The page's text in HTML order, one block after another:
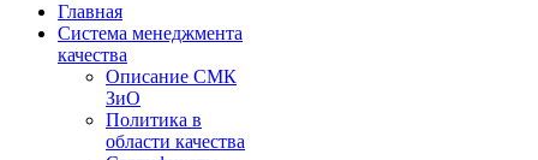
Главная
Система менеджмента
качества
Описание СМК
ЗиО
Политика в
области качества